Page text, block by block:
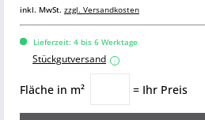
inkl. MwSt. zzgl. Versandkosten
Lieferzeit: 4 bis 6 Werktage
Stückgutversand i
Fläche in m² = Ihr Preis